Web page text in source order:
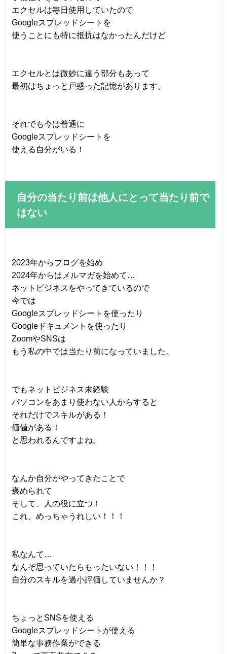
エクセルは毎日使用していたので
Googleスプレッドシートを
使うことにも特に抵抗はなかったんだけど
エクセルとは微妙に違う部分もあって
最初はちょっと戸惑った記憶があります。
それでも今は普通に
Googleスプレッドシートを
使える自分がいる！
自分の当たり前は他人にとって当たり前で
はない
2023年からブログを始め
2024年からはメルマガを始めて…
ネットビジネスをやってきているので
今では
Googleスプレッドシートを使ったり
Googleドキュメントを使ったり
ZoomやSNSは
もう私の中では当たり前になっていました。
でもネットビジネス未経験
パソコンをあまり使わない人からすると
それだけでスキルがある！
価値がある！
と思われるんですよね。
なんか自分がやってきたことで
褒められて
そして、人の役に立つ！
これ、めっちゃうれしい！！！
私なんて…
なんぞ思っていたらもったいない！！！
自分のスキルを過小評価していませんか？
ちょっとSNSを使える
Googleスプレッドシートが使える
簡単な事務作業ができる